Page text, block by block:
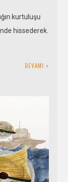
kurtuluşu
hissederek.
DEVAMI